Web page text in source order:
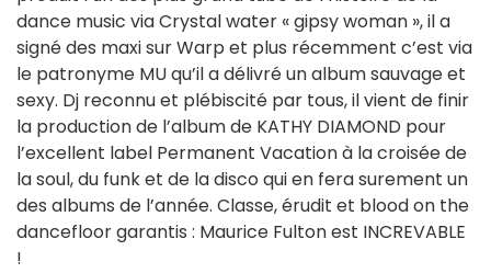
dance music via Crystal water « gipsy woman », il a
signé des maxi sur Warp et plus récemment c’est via
le patronyme MU qu’il a délivré un album sauvage et
sexy. Dj reconnu et plébiscité par tous, il vient de finir
la production de l’album de KATHY DIAMOND pour
l’excellent label Permanent Vacation à la croisée de
la soul, du funk et de la disco qui en fera surement un
des albums de l’année. Classe, érudit et blood on the
dancefloor garantis : Maurice Fulton est INCREVABLE
!